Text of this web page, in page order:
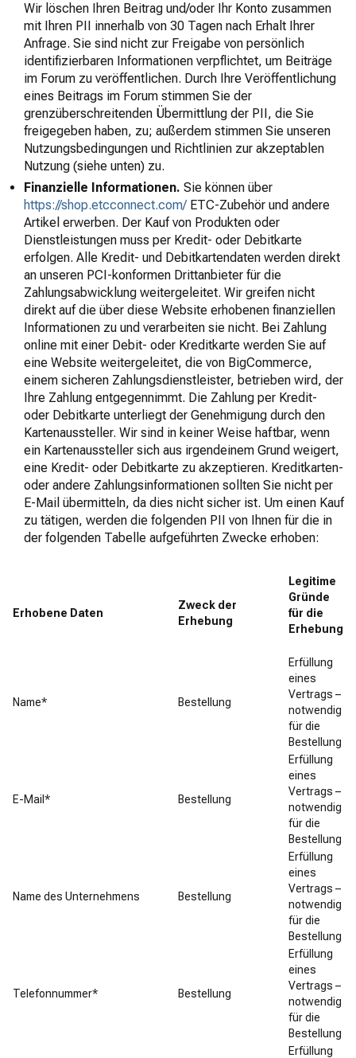
Wir löschen Ihren Beitrag und/oder Ihr Konto zusammen
mit Ihren PII innerhalb von 30 Tagen nach Erhalt Ihrer
Anfrage. Sie sind nicht zur Freigabe von persönlich
identifizierbaren Informationen verpflichtet, um Beiträge
im Forum zu veröffentlichen. Durch Ihre Veröffentlichung
eines Beitrags im Forum stimmen Sie der
grenzüberschreitenden Übermittlung der PII, die Sie
freigegeben haben, zu; außerdem stimmen Sie unseren
Nutzungsbedingungen und Richtlinien zur akzeptablen
Nutzung (siehe unten) zu.
Finanzielle Informationen. Sie können über
https://shop.etcconnect.com/ETC-Zubehör und andere
Artikel erwerben. Der Kauf von Produkten oder
Dienstleistungen muss per Kredit- oder Debitkarte
erfolgen. Alle Kredit- und Debitkartendaten werden direkt
an unseren PCI-konformen Drittanbieter für die
Zahlungsabwicklung weitergeleitet. Wir greifen nicht
direkt auf die über diese Website erhobenen finanziellen
Informationen zu und verarbeiten sie nicht. Bei Zahlung
online mit einer Debit- oder Kreditkarte werden Sie auf
eine Website weitergeleitet, die von BigCommerce,
einem sicheren Zahlungsdienstleister, betrieben wird, der
Ihre Zahlung entgegennimmt. Die Zahlung per Kredit-
oder Debitkarte unterliegt der Genehmigung durch den
Kartenaussteller. Wir sind in keiner Weise haftbar, wenn
ein Kartenaussteller sich aus irgendeinem Grund weigert,
eine Kredit- oder Debitkarte zu akzeptieren. Kreditkarten-
oder andere Zahlungsinformationen sollten Sie nicht per
E-Mail übermitteln, da dies nicht sicher ist. Um einen Kauf
zu tätigen, werden die folgenden PII von Ihnen für die in
der folgenden Tabelle aufgeführten Zwecke erhoben:
Erhobene Daten
Zweck der
Erhebung
Legitime
Gründe
für die
Erhebung
Name* Bestellung
Erfüllung
eines
Vertrags –
notwendig
für die
Bestellung
E-Mail* Bestellung
Erfüllung
eines
Vertrags –
notwendig
für die
Bestellung
Name des Unternehmens Bestellung
Erfüllung
eines
Vertrags –
notwendig
für die
Bestellung
Telefonnummer* Bestellung
Erfüllung
eines
Vertrags –
notwendig
für die
Bestellung
Erfüllung